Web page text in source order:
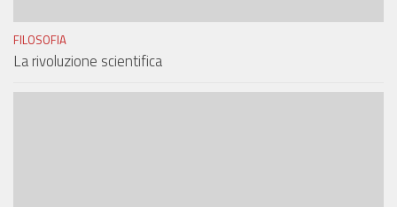
FILOSOFIA
La rivoluzione scientifica